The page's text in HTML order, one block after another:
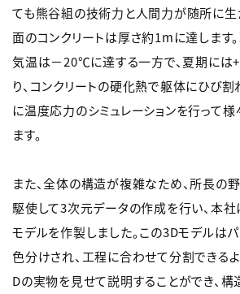
ても熊谷組の技術力と人間力が随所に生
面のコンクリートは厚さ約1mに達します
気温は－20℃に達する一方で、夏期には
り、コンクリートの硬化熱で躯体にひび
に温度応力のシミュレーションを行って
ます。
また、全体の構造が複雑なため、所長の
駆使して3次元データの作成を行い、本
モデルを作製しました。この3Dモデルは
色分けされ、工程に合わせて分割できるよ
Dの実物を見せて説明することができ、